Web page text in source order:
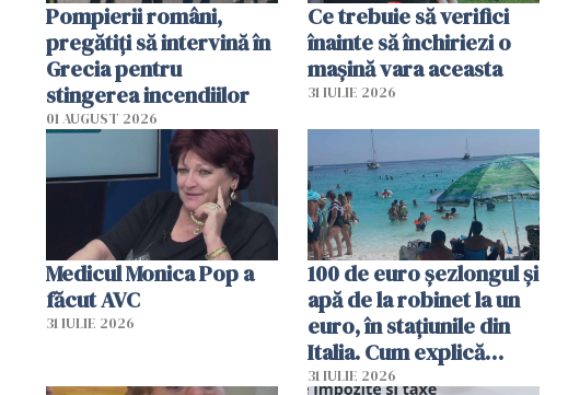
Pompierii români,
pregătiţi să intervină în
Grecia pentru
stingerea incendiilor
01 AUGUST 2026
Ce trebuie să verifici
înainte să închiriezi o
mașină vara aceasta
31 IULIE 2026
Medicul Monica Pop a
făcut AVC
31 IULIE 2026
100 de euro șezlongul și
apă de la robinet la un
euro, în stațiunile din
Italia. Cum explică
autoritățile
31 IULIE 2026